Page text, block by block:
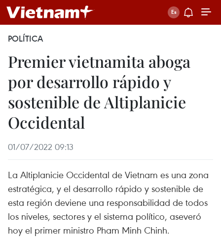
POLÍTICA
Premier vietnamita aboga
por desarrollo rápido y
sostenible de Altiplanicie
Occidental
01/07/2022 09:13
La Altiplanicie Occidental de Vietnam es una zona
estratégica, y el desarrollo rápido y sostenible de
esta región deviene una responsabilidad de todos
los niveles, sectores y el sistema político, aseveró
hoy el primer ministro Pham Minh Chinh.